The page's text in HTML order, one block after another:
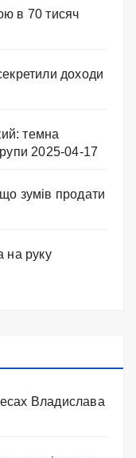
в 70 тисяч
доходи
темна
2025-04-17
зумів продати
на руку
Владислава